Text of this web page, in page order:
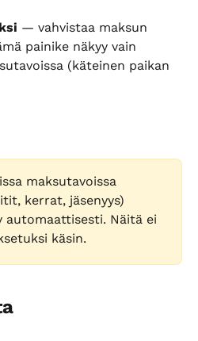
— vahvistaa maksun
painike näkyy vain
(käteinen paikan
maksutavoissa
kerrat, jäsenyys)
automaattisesti. Näitä ei
käsin.